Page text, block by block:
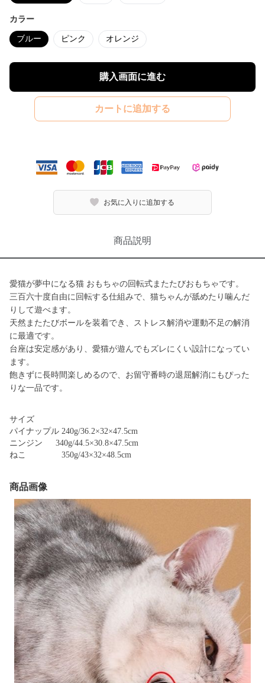
カラー
ブルー ピンク オレンジ
購入画面に進む
カートに追加する
お気に入りに追加する
商品説明
愛猫が夢中になる猫 おもちゃの回転式またたびおもちゃです。
三百六十度自由に回転する仕組みで、猫ちゃんが舐めたり噛んだ
りして遊べます。
天然またたびボールを装着でき、ストレス解消や運動不足の解消
に最適です。
台座は安定感があり、愛猫が遊んでもズレにくい設計になってい
ます。
飽きずに長時間楽しめるので、お留守番時の退屈解消にもぴった
りな一品です。
サイズ
パイナップル 240g/36.2×32×47.5cm
ニンジン 340g/44.5×30.8×47.5cm
ねこ 350g/43×32×48.5cm
商品画像